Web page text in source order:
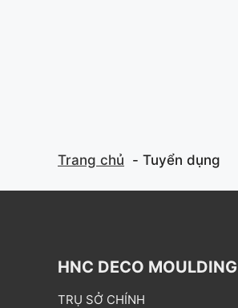
Trang chủ Tuyển dụng
HNC DECO MOULDING
TRỤ SỞ CHÍNH